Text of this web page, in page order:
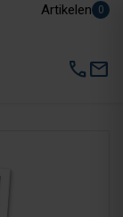
Artikelen 0
callmail